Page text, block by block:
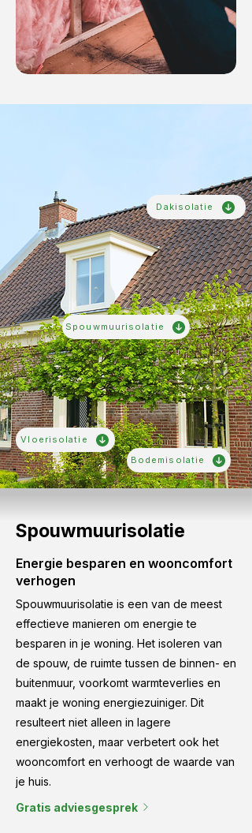
Dakisolatie
Spouwmuurisolatie
Vloerisolatie
Bodemisolatie
Spouwmuurisolatie
Energie besparen en wooncomfort
verhogen
Spouwmuurisolatie is een van de meest
effectieve manieren om energie te
besparen in je woning. Het isoleren van
de spouw, de ruimte tussen de binnen- en
buitenmuur, voorkomt warmteverlies en
maakt je woning energiezuiniger. Dit
resulteert niet alleen in lagere
energiekosten, maar verbetert ook het
wooncomfort en verhoogt de waarde van
je huis.
Gratis adviesgesprek